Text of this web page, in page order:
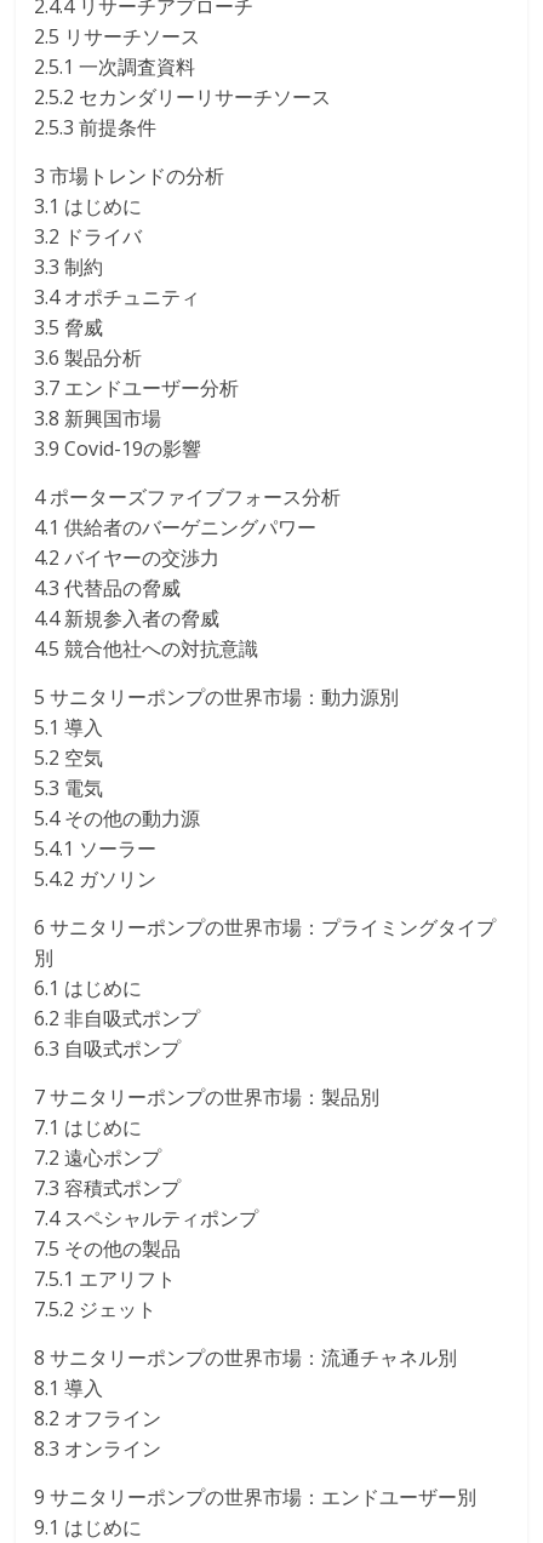
2.4.4 リサーチアプローチ
2.5 リサーチソース
2.5.1 一次調査資料
2.5.2 セカンダリーリサーチソース
2.5.3 前提条件
3 市場トレンドの分析
3.1 はじめに
3.2 ドライバ
3.3 制約
3.4 オポチュニティ
3.5 脅威
3.6 製品分析
3.7 エンドユーザー分析
3.8 新興国市場
3.9 Covid-19の影響
4 ポーターズファイブフォース分析
4.1 供給者のバーゲニングパワー
4.2 バイヤーの交渉力
4.3 代替品の脅威
4.4 新規参入者の脅威
4.5 競合他社への対抗意識
5 サニタリーポンプの世界市場：動力源別
5.1 導入
5.2 空気
5.3 電気
5.4 その他の動力源
5.4.1 ソーラー
5.4.2 ガソリン
6 サニタリーポンプの世界市場：プライミングタイプ
別
6.1 はじめに
6.2 非自吸式ポンプ
6.3 自吸式ポンプ
7 サニタリーポンプの世界市場：製品別
7.1 はじめに
7.2 遠心ポンプ
7.3 容積式ポンプ
7.4 スペシャルティポンプ
7.5 その他の製品
7.5.1 エアリフト
7.5.2 ジェット
8 サニタリーポンプの世界市場：流通チャネル別
8.1 導入
8.2 オフライン
8.3 オンライン
9 サニタリーポンプの世界市場：エンドユーザー別
9.1 はじめに